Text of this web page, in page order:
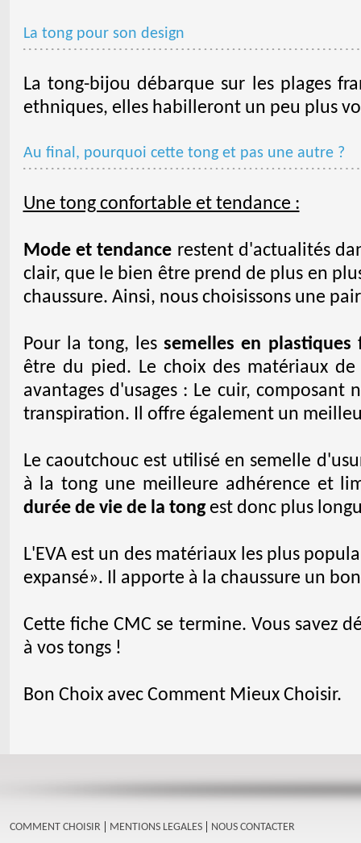
La tong pour son design
La tong-bijou débarque sur les plages
ethniques, elles habilleront un peu plus
Au final, pourquoi cette tong et pas une autre ?
Une tong confortable et tendance :
Mode et tendance restent d'actualités
clair, que le bien être prend de plus en
chaussure. Ainsi, nous choisissons une
Pour la tong, lessemelles en plastiques
être du pied. Le choix des matériaux
avantages d'usages : Le cuir,
transpiration. Il offre également un
Le caoutchouc est utilisé en semelle
à la tong une meilleure adhérence et
durée de vie de la tongest donc plus
L'EVA est un des matériaux les plus
expansé». Il apporte à la chaussure un
Cette fiche CMC se termine. Vous savez
à vos tongs !
Bon Choix avec Comment Mieux Choisir.
COMMENT CHOISIR | MENTIONS LEGALES | NOUS CONTACTER